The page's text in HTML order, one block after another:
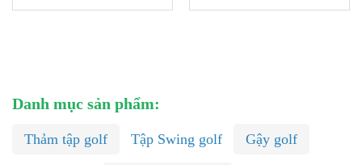
Danh mục sản phẩm:
Thảm tập golf Tập Swing golf Gậy golf